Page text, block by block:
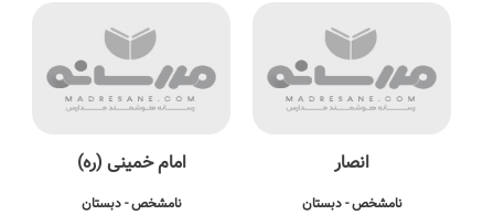
انصار
نامشخص - دبستان
امام خمینی (ره)
نامشخص - دبستان